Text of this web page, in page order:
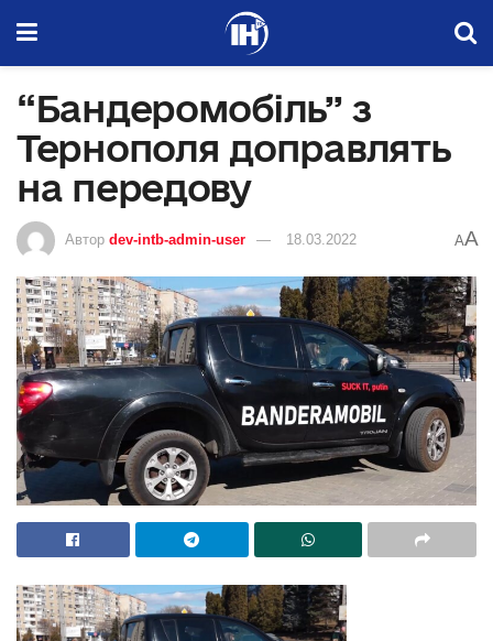
“Бандеромобіль” з
Тернополя доправлять
на передову
Автор dev-intb-admin-user 18.03.2022 AA